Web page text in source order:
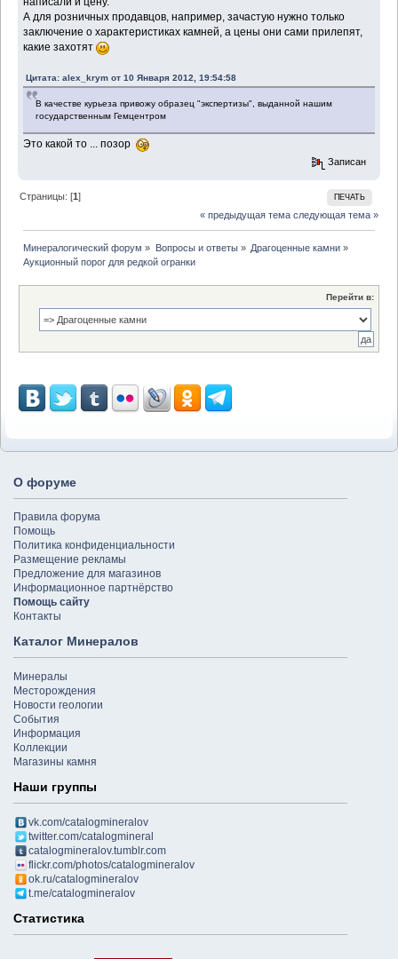
А для розничных продавцов, например, зачастую нужно только
заключение о характеристиках камней, а цены они сами прилепят,
какие захотят
Цитата: alex_krym от 10 Января 2012, 19:54:58
В качестве курьеза привожу образец "экспертизы", выданной нашим
государственным Гемцентром
Это какой то ... позор
Записан
ПЕЧАТЬ
Страницы: [1]
« предыдущая тема следующая тема »
Минералогический форум » Вопросы и ответы» Драгоценные камни»
Аукционный порог для редкой огранки
Перейти в:
О форуме
Правила форума
Помощь
Политика конфиденциальности
Размещение рекламы
Предложение для магазинов
Информационное партнёрство
Помощь сайту
Контакты
Каталог Минералов
Минералы
Месторождения
Новости геологии
События
Информация
Коллекции
Магазины камня
Наши группы
vk.com/catalogmineralov
twitter.com/catalogmineral
catalogmineralov.tumblr.com
flickr.com/photos/catalogmineralov
ok.ru/catalogmineralov
t.me/catalogmineralov
Статистика